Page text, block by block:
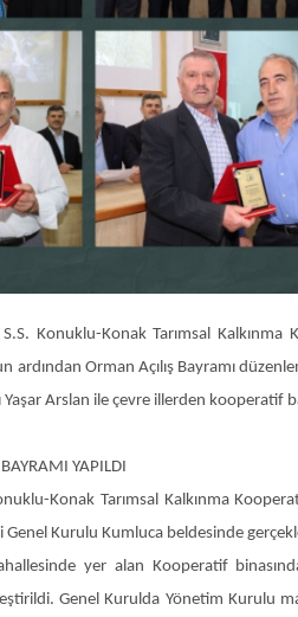
Konuklu-Konak Tarımsal Kalkınma
ardından Orman Açılış Bayramı
Arslan ile çevre illerden kooperatif
YAPILDI
Konak Tarımsal Kalkınma
Genel Kurulu Kumluca beldesinde
yer alan Kooperatif
Genel Kurulda Yönetim Kurulu